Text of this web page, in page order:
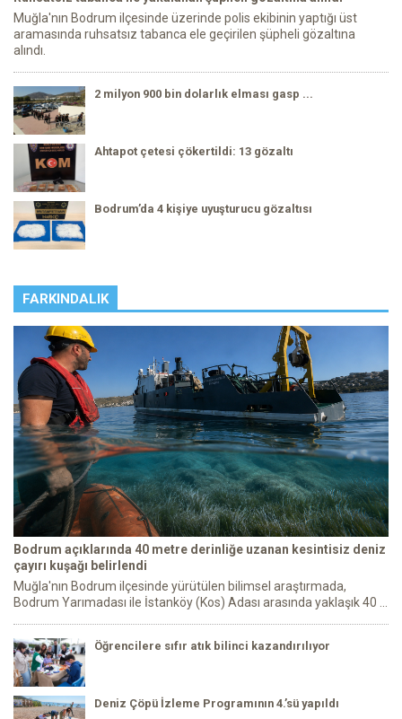
Muğla'nın Bodrum ilçesinde üzerinde polis ekibinin yaptığı üst
aramasında ruhsatsız tabanca ele geçirilen şüpheli gözaltına
alındı.
2 milyon 900 bin dolarlık elması gasp ...
Ahtapot çetesi çökertildi: 13 gözaltı
Bodrum’da 4 kişiye uyuşturucu gözaltısı
FARKINDALIK
Bodrum açıklarında 40 metre derinliğe uzanan kesintisiz deniz
çayırı kuşağı belirlendi
Muğla'nın Bodrum ilçesinde yürütülen bilimsel araştırmada,
Bodrum Yarımadası ile İstanköy (Kos) Adası arasında yaklaşık 40 ...
Öğrencilere sıfır atık bilinci kazandırılıyor
Deniz Çöpü İzleme Programının 4.’sü yapıldı